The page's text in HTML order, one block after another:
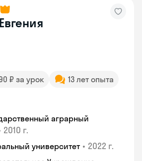
Евгения
₽ за урок
13 лет опыта
аграрный
2010 г.
университет • 2022 г.